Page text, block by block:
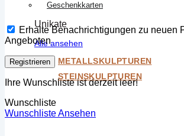
Geschenkkarten
Unikate
Alle ansehen
METALLSKULPTUREN
STEINSKULPTUREN
Erhalte Benachrichtigungen zu neuen
Angeboten
Registrieren
Ihre Wunschliste ist derzeit leer!
Wunschliste
Wunschliste Ansehen